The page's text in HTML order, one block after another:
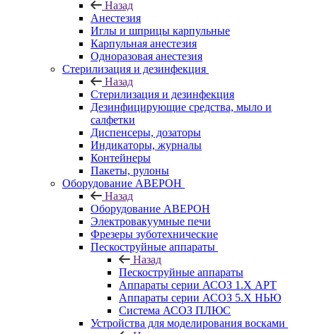
Назад
Анестезия
Иглы и шприцы карпульные
Карпульная анестезия
Одноразовая анестезия
Стерилизация и дезинфекция
Назад
Стерилизация и дезинфекция
Дезинфицирующие средства, мыло и
салфетки
Диспенсеры, дозаторы
Индикаторы, журналы
Контейнеры
Пакеты, рулоны
Оборудование АВЕРОН
Назад
Оборудование АВЕРОН
Электровакуумные печи
Фрезеры зуботехнические
Пескоструйные аппараты
Назад
Пескоструйные аппараты
Аппараты серии АСОЗ 1.Х АРТ
Аппараты серии АСОЗ 5.Х НЬЮ
Система АСОЗ ПЛЮС
Устройства для моделирования восками